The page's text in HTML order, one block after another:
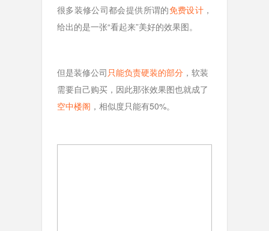
很多装修公司都会提供所谓的免费设计 ，
给出的是一张“看起来”美好的效果图。
但是装修公司 只能负责硬装的部分，软装
需要自己购买，因此那张效果图也就成了
空中楼阁 ，相似度只能有50%。